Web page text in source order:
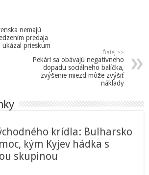
nemajú
predaja
prieskum
Ďalej >>
Pekári sa obávajú negatívneho
dopadu sociálneho balíčka,
zvýšenie miezd môže zvýšiť
náklady
krídla: Bulharsko
kým Kyjev hádka s
skupinou